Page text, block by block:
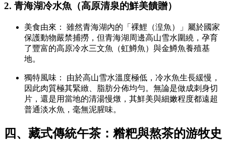
2. 青海湖冷水魚（高原清泉的鮮美饋贈）
美食由來： 雖然青海湖內的「裸鯉（湟魚）」屬於國家
保護動物嚴禁捕撈，但青海湖周邊高山雪水圍繞，孕育
了豐富的高原冷水三文魚（虹鱒魚）與金鱒魚養殖基
地。
獨特風味： 由於高山雪水溫度極低，冷水魚生長緩慢，
因此肉質極其緊緻、脂肪分佈均勻。無論是做成刺身切
片，還是用當地的清湯慢燉，其鮮美與細嫩程度都遠超
普通淡水魚，毫無泥腥味。
四、藏式傳統午茶：糌粑與熬茶的游牧史